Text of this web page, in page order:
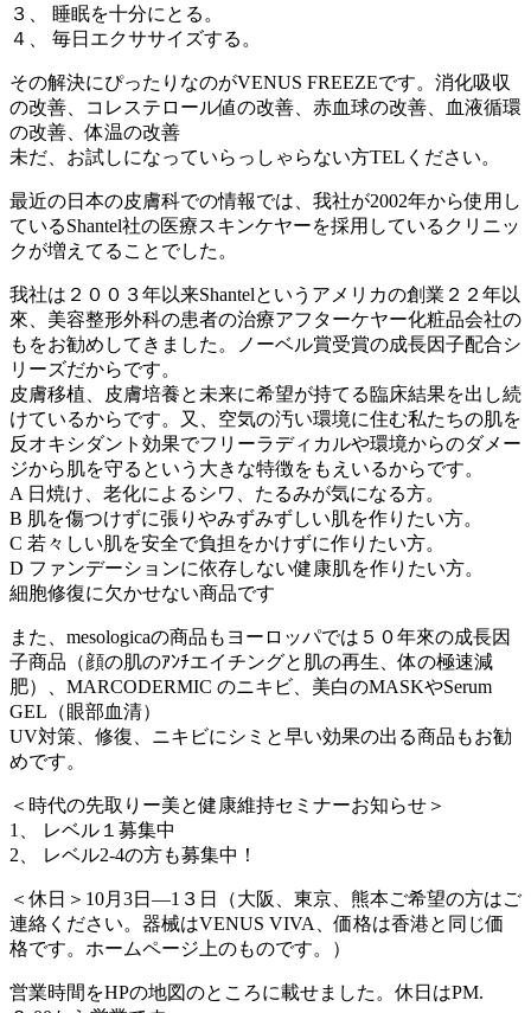
３、 睡眠を十分にとる。
４、 毎日エクササイズする。
その解決にぴったりなのがVENUS FREEZEです。消化吸収
の改善、コレステロール値の改善、赤血球の改善、血液循環
の改善、体温の改善
未だ、お試しになっていらっしゃらない方TELください。
最近の日本の皮膚科での情報では、我社が2002年から使用し
ているShantel社の医療スキンケヤーを採用しているクリニッ
クが増えてることでした。
我社は２００３年以来Shantelというアメリカの創業２２年以
來、美容整形外科の患者の治療アフターケヤー化粧品会社の
もをお勧めしてきました。ノーベル賞受賞の成長因子配合シ
リーズだからです。
皮膚移植、皮膚培養と未来に希望が持てる臨床結果を出し続
けているからです。又、空気の汚い環境に住む私たちの肌を
反オキシダント効果でフリーラディカルや環境からのダメー
ジから肌を守るという大きな特徴をもえいるからです。
A 日焼け、老化によるシワ、たるみが気になる方。
B 肌を傷つけずに張りやみずみずしい肌を作りたい方。
C 若々しい肌を安全で負担をかけずに作りたい方。
D ファンデーションに依存しない健康肌を作りたい方。
細胞修復に欠かせない商品です
また、mesologicaの商品もヨーロッパでは５０年來の成長因
子商品（顔の肌のｱﾝﾁエイチングと肌の再生、体の極速減
肥）、MARCODERMIC のニキビ、美白のMASKやSerum
GEL（眼部血清）
UV対策、修復、ニキビにシミと早い効果の出る商品もお勧
めです。
＜時代の先取りー美と健康維持セミナーお知らせ＞
1、 レベル１募集中
2、 レベル2-4の方も募集中！
＜休日＞10月3日―1３日（大阪、東京、熊本ご希望の方はご
連絡ください。器械はVENUS VIVA、価格は香港と同じ価
格です。ホームページ上のものです。）
営業時間をHPの地図のところに載せました。休日はPM.